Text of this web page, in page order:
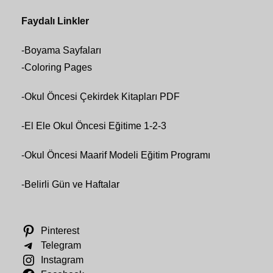
Faydalı Linkler
-Boyama Sayfaları
-Coloring Pages
-Okul Öncesi Çekirdek Kitapları PDF
-El Ele Okul Öncesi Eğitime 1-2-3
-Okul Öncesi Maarif Modeli Eğitim Programı
-Belirli Gün ve Haftalar
Pinterest
Telegram
Instagram